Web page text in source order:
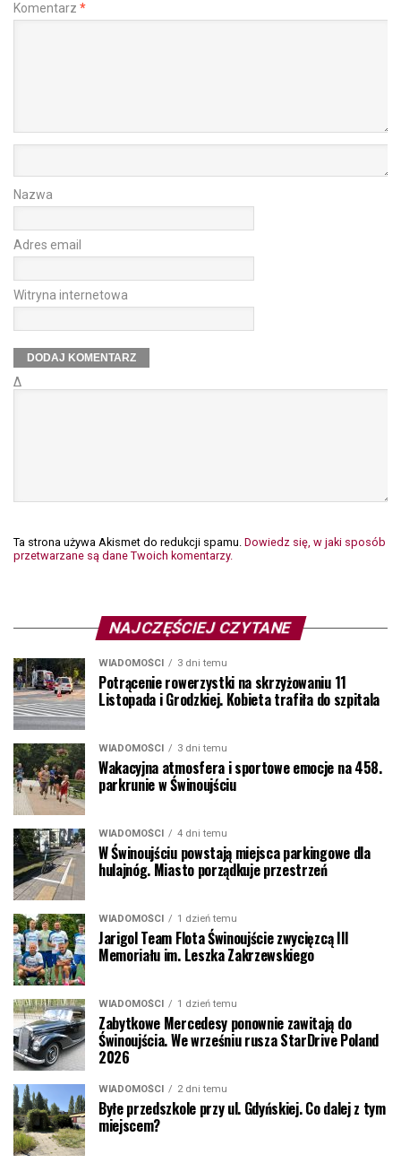
Komentarz *
Nazwa
Adres email
Witryna internetowa
Δ
Ta strona używa Akismet do redukcji spamu. Dowiedz się, w jaki sposób
przetwarzane są dane Twoich komentarzy.
NAJCZĘŚCIEJ CZYTANE
WIADOMOŚCI 3 dni temu
Potrącenie rowerzystki na skrzyżowaniu 11
Listopada i Grodzkiej. Kobieta trafiła do szpitala
WIADOMOŚCI 3 dni temu
Wakacyjna atmosfera i sportowe emocje na 458.
parkrunie w Świnoujściu
WIADOMOŚCI 4 dni temu
W Świnoujściu powstają miejsca parkingowe dla
hulajnóg. Miasto porządkuje przestrzeń
WIADOMOŚCI 1 dzień temu
Jarigol Team Flota Świnoujście zwycięzcą III
Memoriału im. Leszka Zakrzewskiego
WIADOMOŚCI 1 dzień temu
Zabytkowe Mercedesy ponownie zawitają do
Świnoujścia. We wrześniu rusza StarDrive Poland
2026
WIADOMOŚCI 2 dni temu
Byłe przedszkole przy ul. Gdyńskiej. Co dalej z tym
miejscem?